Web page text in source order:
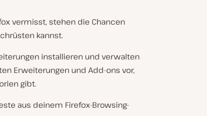
vermisst, stehen die Chancen
kannst.
installieren und verwalten
Erweiterungen und Add-ons vor,
gibt.
aus deinem Firefox-Browsing-